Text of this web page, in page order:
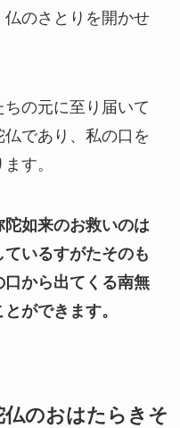
のさとりを開かせ
の元に至り届いて
であり、私の口を
す。
如来のお救いのは
いるすがたそのも
から出てくる南無
ができます。
仏のおはたらきそ